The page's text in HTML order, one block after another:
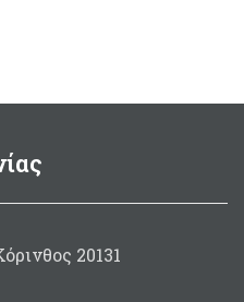
20131